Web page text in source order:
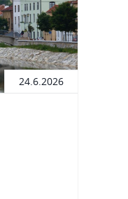
24.6.2026